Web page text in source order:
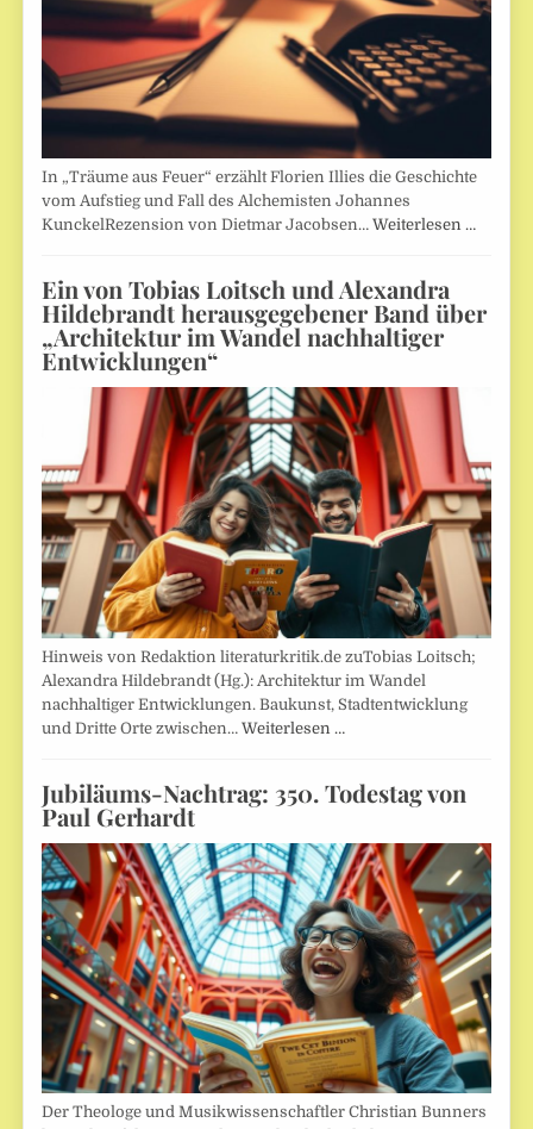
In „Träume aus Feuer“ erzählt Florien Illies die Geschichte
vom Aufstieg und Fall des Alchemisten Johannes
KunckelRezension von Dietmar Jacobsen…Weiterlesen …
Ein von Tobias Loitsch und Alexandra
Hildebrandt herausgegebener Band über
„Architektur im Wandel nachhaltiger
Entwicklungen“
Hinweis von Redaktion literaturkritik.de zuTobias Loitsch;
Alexandra Hildebrandt (Hg.): Architektur im Wandel
nachhaltiger Entwicklungen. Baukunst, Stadtentwicklung
und Dritte Orte zwischen…Weiterlesen …
Jubiläums-Nachtrag: 350. Todestag von
Paul Gerhardt
Der Theologe und Musikwissenschaftler Christian Bunners